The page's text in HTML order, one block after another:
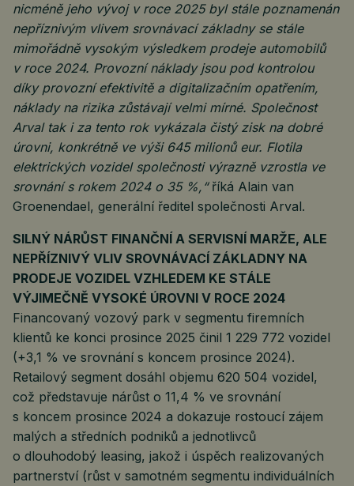
nicméně jeho vývoj v roce 2025 byl stále poznamenán
nepříznivým vlivem srovnávací základny se stále
mimořádně vysokým výsledkem prodeje automobilů
v roce 2024. Provozní náklady jsou pod kontrolou
díky provozní efektivitě a digitalizačním opatřením,
náklady na rizika zůstávají velmi mírné. Společnost
Arval tak i za tento rok vykázala čistý zisk na dobré
úrovni, konkrétně ve výši 645 milionů eur. Flotila
elektrických vozidel společnosti výrazně vzrostla ve
srovnání s rokem 2024 o 35 %,“říká Alain van
Groenendael, generální ředitel společnosti Arval.
SILNÝ NÁRŮST FINANČNÍ A SERVISNÍ MARŽE, ALE
NEPŘÍZNIVÝ VLIV SROVNÁVACÍ ZÁKLADNY NA
PRODEJE VOZIDEL VZHLEDEM KE STÁLE
VÝJIMEČNĚ VYSOKÉ ÚROVNI V ROCE 2024
Financovaný vozový park v segmentu firemních
klientů ke konci prosince 2025 činil 1 229 772 vozidel
(+3,1 % ve srovnání s koncem prosince 2024).
Retailový segment dosáhl objemu 620 504 vozidel,
což představuje nárůst o 11,4 % ve srovnání
s koncem prosince 2024 a dokazuje rostoucí zájem
malých a středních podniků a jednotlivců
o dlouhodobý leasing, jakož i úspěch realizovaných
partnerství (růst v samotném segmentu individuálních